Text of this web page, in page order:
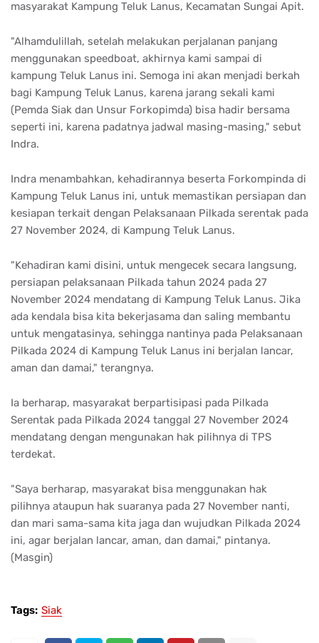
masyarakat Kampung Teluk Lanus, Kecamatan Sungai Apit.
"Alhamdulillah, setelah melakukan perjalanan panjang
menggunakan speedboat, akhirnya kami sampai di
kampung Teluk Lanus ini. Semoga ini akan menjadi berkah
bagi Kampung Teluk Lanus, karena jarang sekali kami
(Pemda Siak dan Unsur Forkopimda) bisa hadir bersama
seperti ini, karena padatnya jadwal masing-masing," sebut
Indra.
Indra menambahkan, kehadirannya beserta Forkompinda di
Kampung Teluk Lanus ini, untuk memastikan persiapan dan
kesiapan terkait dengan Pelaksanaan Pilkada serentak pada
27 November 2024, di Kampung Teluk Lanus.
"Kehadiran kami disini, untuk mengecek secara langsung,
persiapan pelaksanaan Pilkada tahun 2024 pada 27
November 2024 mendatang di Kampung Teluk Lanus. Jika
ada kendala bisa kita bekerjasama dan saling membantu
untuk mengatasinya, sehingga nantinya pada Pelaksanaan
Pilkada 2024 di Kampung Teluk Lanus ini berjalan lancar,
aman dan damai," terangnya.
Ia berharap, masyarakat berpartisipasi pada Pilkada
Serentak pada Pilkada 2024 tanggal 27 November 2024
mendatang dengan mengunakan hak pilihnya di TPS
terdekat.
"Saya berharap, masyarakat bisa menggunakan hak
pilihnya ataupun hak suaranya pada 27 November nanti,
dan mari sama-sama kita jaga dan wujudkan Pilkada 2024
ini, agar berjalan lancar, aman, dan damai," pintanya.
(Masgin)
Tags: Siak